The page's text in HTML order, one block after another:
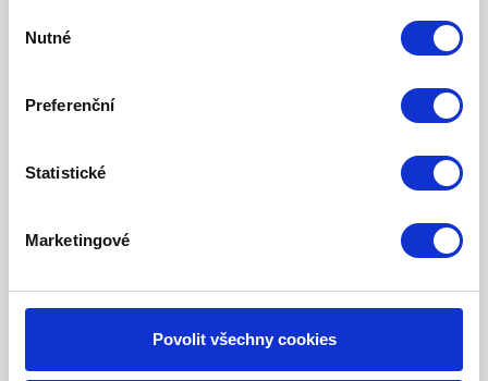
souhlasu
Nutné
Preferenční
Statistické
Marketingové
Povolit všechny cookies
V jakých situacích mi Tísňová linka
JABLOTRON pomůže?